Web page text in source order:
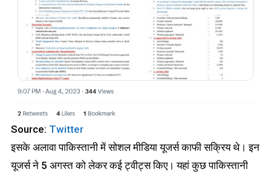
Source: Twitter
इसके अलावा पाकिस्तानी में सोशल मीडिया यूजर्स काफी सक्रिय थे। इन
यूजर्स ने 5 अगस्त को लेकर कई ट्वीट्स किए। यहां कुछ पाकिस्तानी